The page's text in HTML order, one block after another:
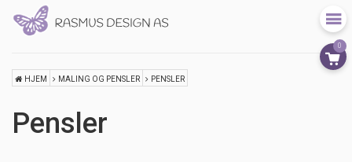
0
HJEM MALING OG PENSLER PENSLER
Pensler